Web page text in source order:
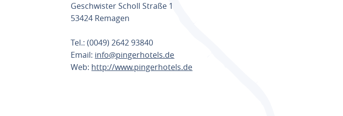
Geschwister Scholl Straße 1
53424 Remagen
Tel.: (0049) 2642 93840
Email: info@pingerhotels.de
Web: http://www.pingerhotels.de